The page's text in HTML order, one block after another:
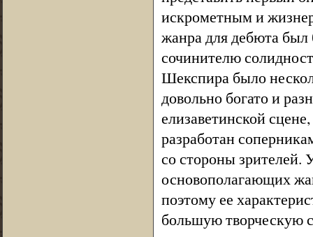
искрометным и
жанра для дебюта был
сочинителю
Шекспира было
довольно богато и
елизаветинской
разработан
со стороны зрителей.
основополагающих
поэтому ее
большую творческую